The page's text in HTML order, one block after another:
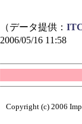
（データ提供：
2006/05/16 11:58
Copyright (c) 2006